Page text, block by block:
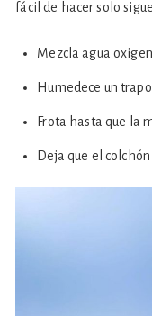
fácil de hacer solo
Mezcla agua
Humedece un
Frota hasta que la
Deja que el colchón